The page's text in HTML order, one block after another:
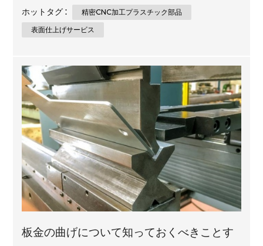
CAD 設計から作成された 3D モデルと幅広い表面仕上げオプシ
ョンを組み合わせたエンジニアリング設計サービスにあり、常
経験により、品質や性能に妥協することなく、お客様のアイデ
アを迅速かつ正確に実現することができます。 Comely CNCで
は、機械加工されたプラスチック部品に一流の表面仕上げを提
供することに誇りを持っています。当社の専門家チームは、業
界で長年の経験を持ち、お...
ホットタグ :
精密CNC加工プラスチック部品
表面仕上げサービス
板金の曲げについて知っておくべきことす